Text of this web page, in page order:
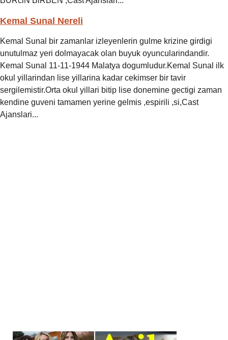
Kemal Sunal Nereli
Kemal Sunal bir zamanlar izleyenlerin gulme krizine girdigi
unutulmaz yeri dolmayacak olan buyuk oyuncularindandir.
Kemal Sunal 11-11-1944 Malatya dogumludur.Kemal Sunal ilk
okul yillarindan lise yillarina kadar cekimser bir tavir
sergilemistir.Orta okul yillari bitip lise donemine gectigi zaman
kendine guveni tamamen yerine gelmis ,espirili ,si,Cast
Ajanslari...